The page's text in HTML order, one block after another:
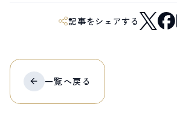
FURUSATO TAX
会社概要
プライバシーポリシー
記事をシェアする
一覧へ戻る